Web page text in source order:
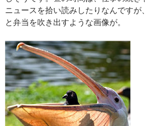
ニュースを拾い読みしたりなんですが
と弁当を吹き出すような画像が。